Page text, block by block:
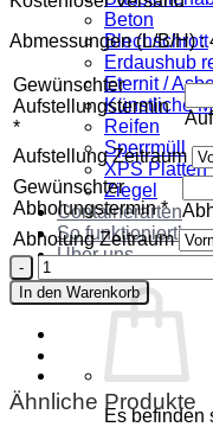
Beton
Blechschrott
Erdaushub
Eternit /
Künstliche
Reifen
Sperrmüll
XPS Platten
Ziegel
Containerarten
So funktioniert’s
Über uns
Kontakt
Es befinden
Abmessungen (L/B/H) :
Gewünschter
Aufstellungstermin
*
Aufstellung Zeitraum
Gewünschter
Abholungstermin*
Abholung Zeitraum
Mulde
Typ
10
Menge
In den Warenkorb
Ähnliche Produkte